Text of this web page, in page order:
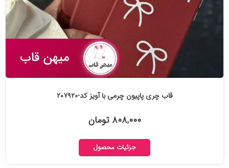
قاب چری پاپیون چرمی با آویز کد-۲۰۷۹۲۰
۸۰۸,۰۰۰ تومان
جزئیات محصول